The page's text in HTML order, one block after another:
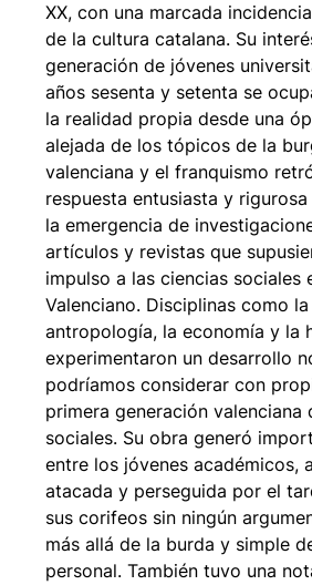
XX, con una marcada
de la cultura catalana. Su
generación de jóvenes
años sesenta y setenta se
la realidad propia desde una
alejada de los tópicos de la
valenciana y el franquismo
respuesta entusiasta y
la emergencia de
artículos y revistas que
impulso a las ciencias sociales
Valenciano. Disciplinas como
antropología, la economía y la
experimentaron un desarrollo
podríamos considerar con
primera generación valenciana
sociales. Su obra generó
entre los jóvenes académicos,
atacada y perseguida por el
sus corifeos sin ningún
más allá de la burda y simple
personal. También tuvo una